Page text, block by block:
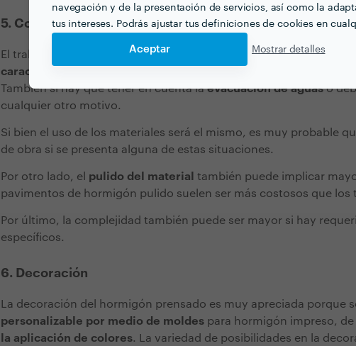
navegación y de la presentación de servicios, así como la
tus intereses. Podrás ajustar tus definiciones de cookies en
Aceptar Mostrar detalles
5. Complejidad
El trabajo de colocación será más complejo, en primer lugar, si el
características particulares
También si hay que tener en cuenta laevacuación de aguaso
cualquier otro motivo.
Si bien el uso de los materiales será el mismo, es muy probable
de obra si se presenta alguna de estas situaciones.
Por otro lado, el pulido del material
también puede implicar
pavimentos de hormigón pulido suelen ser más costosos que los
Por último, la complejidad también puede ser mayor si hay
específicos.
6. Decoración
La decoración del hormigón prensado es muy apreciada porque
personalizable por medio de moldes para hormigón impreso, de
la aplicación de colores. La variedad de posibilidades en la